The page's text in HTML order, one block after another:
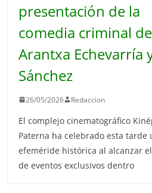
presentación de la
comedia criminal de
Arantxa Echevarría
Sánchez
26/05/2026 Redaccion
El complejo cinematográfico
Paterna ha celebrado esta tarde
efeméride histórica al alcanzar
de eventos exclusivos dentro